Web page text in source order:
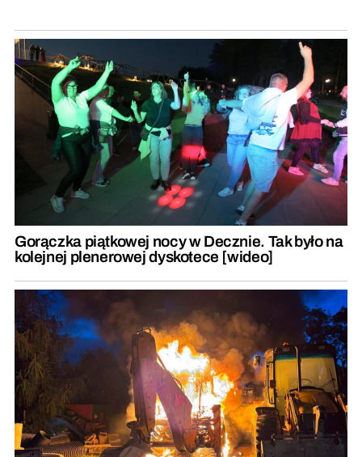
Gorączka piątkowej nocy w Decznie. Tak było na
kolejnej plenerowej dyskotece [wideo]